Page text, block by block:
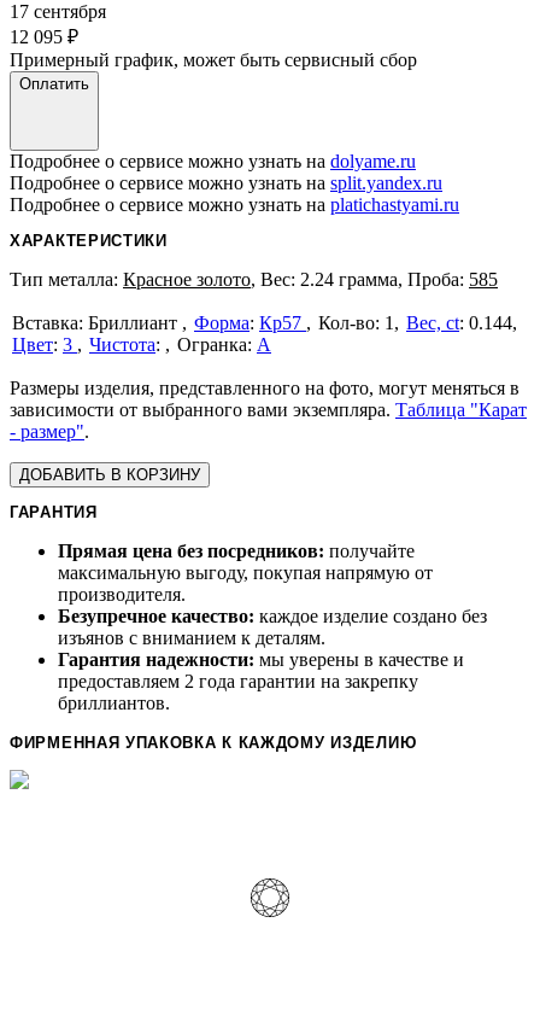
17 сентября
12 095 ₽
Примерный график, может быть сервисный сбор
Оплатить
Подробнее о сервисе можно узнать на dolyame.ru
Подробнее о сервисе можно узнать на split.yandex.ru
Подробнее о сервисе можно узнать на platichastyami.ru
ХАРАКТЕРИСТИКИ
Тип металла: Красное золото, Вес: 2.24 грамма, Проба: 585
Бриллиант Форма: Кр57 1 Вес, ct: 0.144
Цвет: 3 Чистота: А
Размеры изделия, представленного на фото, могут меняться в
зависимости от выбранного вами экземпляра. Таблица "Карат
- размер".
ДОБАВИТЬ В КОРЗИНУ
ГАРАНТИЯ
Прямая цена без посредников: получайте
максимальную выгоду, покупая напрямую от
производителя.
Безупречное качество: каждое изделие создано без
изъянов с вниманием к деталям.
Гарантия надежности: мы уверены в качестве и
предоставляем 2 года гарантии на закрепку
бриллиантов.
ФИРМЕННАЯ УПАКОВКА К КАЖДОМУ ИЗДЕЛИЮ